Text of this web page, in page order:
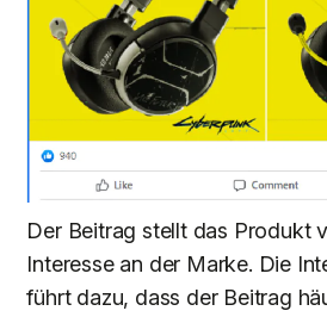
Der Beitrag stellt das Produkt
Interesse an der Marke. Die
führt dazu, dass der Beitrag